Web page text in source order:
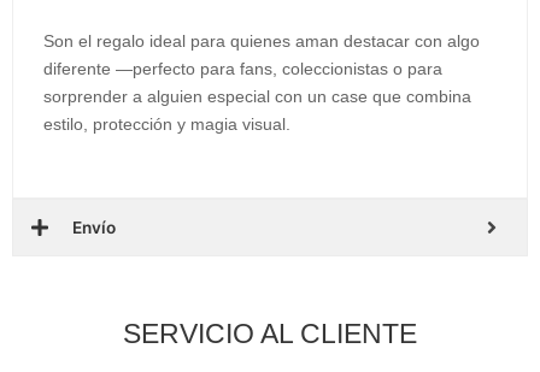
Son el regalo ideal para quienes aman destacar con algo
diferente —perfecto para fans, coleccionistas o para
sorprender a alguien especial con un case que combina
estilo, protección y magia visual.
Envío
SERVICIO AL CLIENTE